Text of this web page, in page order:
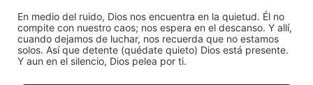
En medio del ruido, Dios nos encuentra en la quietud. Él no
compite con nuestro caos; nos espera en el descanso. Y allí,
cuando dejamos de luchar, nos recuerda que no estamos
solos. Así que detente (quédate quieto) Dios está presente.
Y aun en el silencio, Dios pelea por ti.